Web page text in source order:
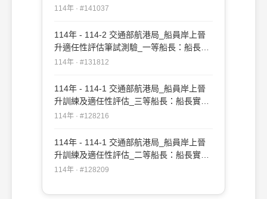
務#141037
114年 · #141037
114年 - 114-2 交通部航港局_船員岸上晉
升適任性評估筆試測驗_一等船長：船長實
務#131812
114年 · #131812
114年 - 114-1 交通部航港局_船員岸上晉
升訓練及適任性評估_三等船長：船長實務
#128216
114年 · #128216
114年 - 114-1 交通部航港局_船員岸上晉
升訓練及適任性評估_二等船長：船長實務
#128209
114年 · #128209